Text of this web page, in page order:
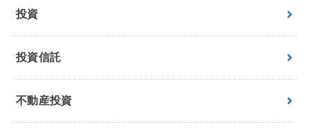
投資
投資信託
不動産投資